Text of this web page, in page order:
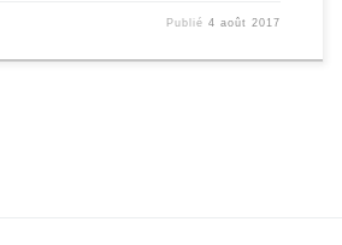
Publié4 août 2017